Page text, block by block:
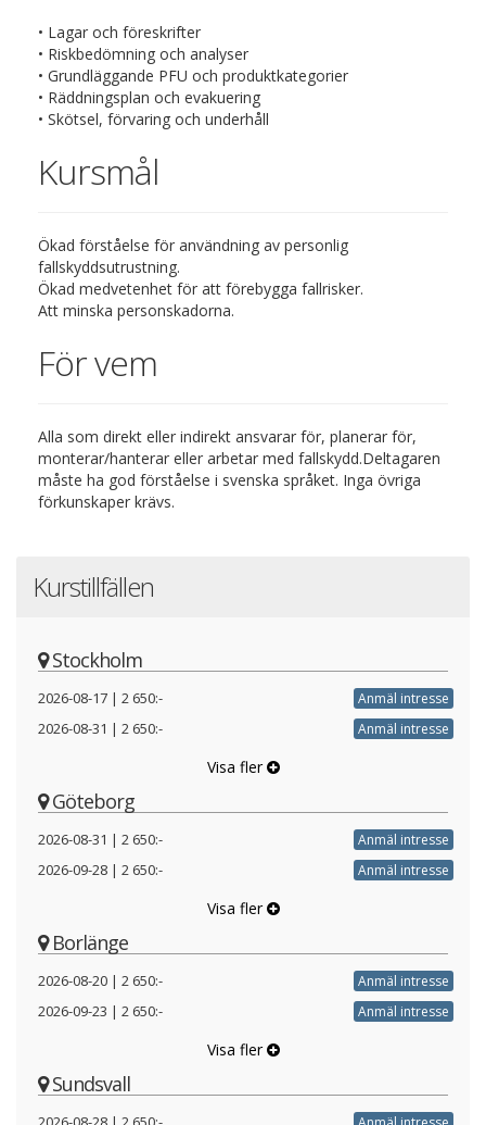
• Lagar och föreskrifter
• Riskbedömning och analyser
• Grundläggande PFU och produktkategorier
• Räddningsplan och evakuering
• Skötsel, förvaring och underhåll
Kursmål
Ökad förståelse för användning av personlig
fallskyddsutrustning.
Ökad medvetenhet för att förebygga fallrisker.
Att minska personskadorna.
För vem
Alla som direkt eller indirekt ansvarar för, planerar för,
monterar/hanterar eller arbetar med fallskydd.Deltagaren
måste ha god förståelse i svenska språket. Inga övriga
förkunskaper krävs.
Kurstillfällen
Stockholm
2026-08-17 | 2 650:- Anmäl intresse
2026-08-31 | 2 650:- Anmäl intresse
Visa fler
Göteborg
2026-08-31 | 2 650:- Anmäl intresse
2026-09-28 | 2 650:- Anmäl intresse
Visa fler
Borlänge
2026-08-20 | 2 650:- Anmäl intresse
2026-09-23 | 2 650:- Anmäl intresse
Visa fler
Sundsvall